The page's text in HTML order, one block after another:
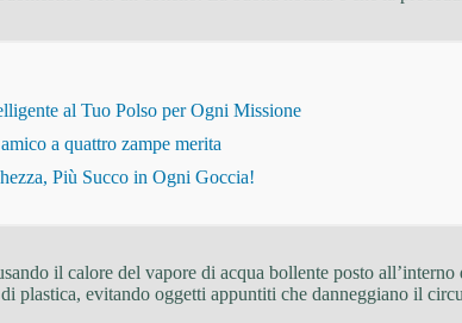
al Tuo Polso per Ogni Missione
a quattro zampe merita
Più Succo in Ogni Goccia!
il calore del vapore di acqua bollente posto
plastica, evitando oggetti appuntiti che danneggiano il